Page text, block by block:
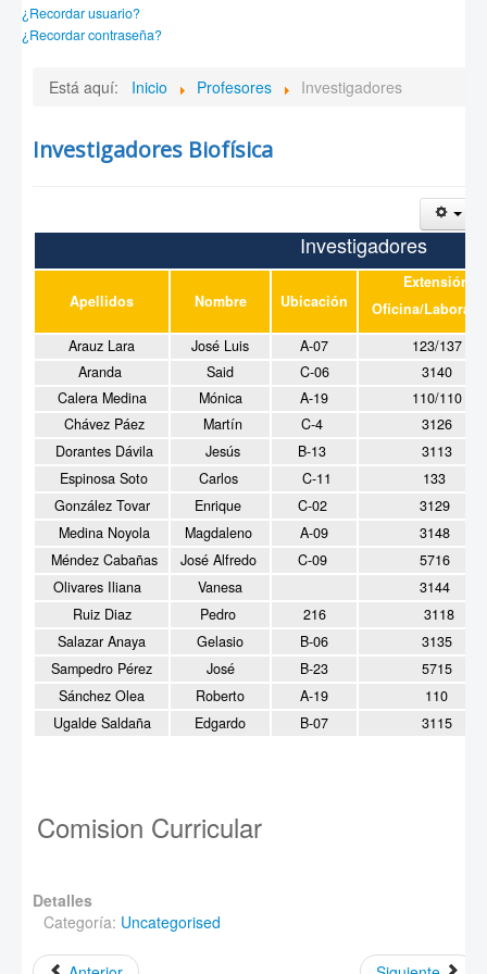
¿Recordar usuario?
¿Recordar contraseña?
Está aquí: Inicio Profesores Investigadores
Investigadores Biofísica
Investigadores
Apellidos Nombre Ubicación
Extensión
Oficina/
Arauz Lara
José Luis A-07
123/137
Aranda
Said C-06
3140
Calera Medina
Mónica A-19
110/110
Chávez Páez
Martín C-4
3126
Dorantes Dávila
Jesús B-13
3113
Espinosa Soto
Carlos C-11
133
González Tovar
Enrique C-02
3129
Medina Noyola
Magdaleno A-09
3148
Méndez Cabañas
José Alfredo C-09
5716
Olivares Iliana
Vanesa
3144
Ruiz Diaz
Pedro 216
3118
Salazar Anaya
Gelasio B-06
3135
Sampedro Pérez
José B-23
5715
Sánchez Olea
Roberto A-19
110
Ugalde Saldaña
Edgardo B-07 3115
Comision Curricular
Detalles
Categoría: Uncategorised